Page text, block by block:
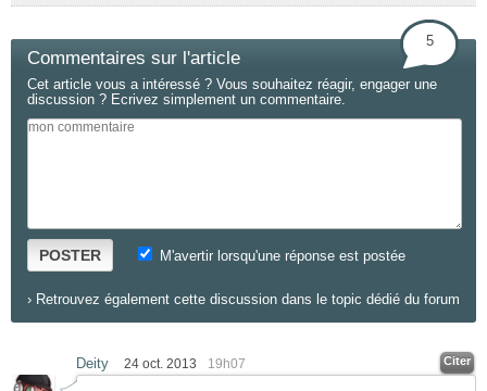
Commentaires sur l'article
5
Cet article vous a intéressé ? Vous souhaitez réagir, engager une
discussion ? Ecrivez simplement un commentaire.
POSTER M'avertir lorsqu'une réponse est postée
› Retrouvez également cette discussion dans le topic dédié du forum
Deity 24 oct. 2013 19h07 Citer